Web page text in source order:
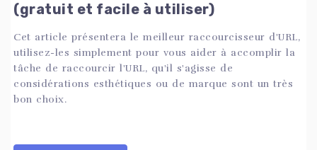
(gratuit et facile à utiliser)
Cet article présentera le meilleur raccourcisseur d'URL,
utilisez-les simplement pour vous aider à accomplir la
tâche de raccourcir l'URL, qu'il s'agisse de
considérations esthétiques ou de marque sont un très
bon choix.